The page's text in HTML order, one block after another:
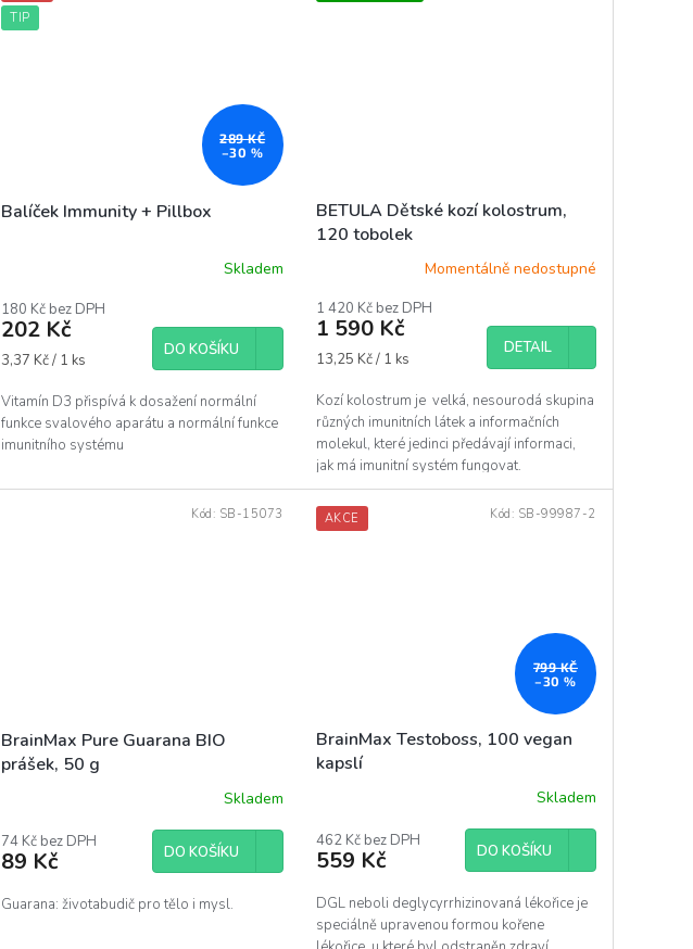
TIP
289 KČ
–30 %
Balíček Immunity + Pillbox
produktu
je
5,0
5
hvězdiček.
Skladem
180 Kč bez DPH
202 Kč
Měrná
3,37 Kč / 1 ks
DO KOŠÍKU
Vitamín D3 přispívá k dosažení normální
funkce svalového aparátu a normální funkce
imunitního systému
BETULA Dětské kozí kolostrum,
120 tobolek
Momentálně nedostupné
1 420 Kč bez DPH
1 590 Kč
Měrná
13,25 Kč / 1 ks
DETAIL
Kozí kolostrum je velká, nesourodá skupina
různých imunitních látek a informačních
molekul, které jedinci předávají informaci,
jak má imunitní systém fungovat.
BrainMax Pure Guarana BIO
prášek, 50 g
Skladem
74 Kč bez DPH
89 Kč DO KOŠÍKU
Guarana: životabudič pro tělo i mysl.
Kód: SB-15073 AKCE
799 KČ
–30 %
BrainMax Testoboss, 100 vegan
kapslí
Skladem
462 Kč bez DPH
559 Kč DO KOŠÍKU
DGL neboli deglycyrrhizinovaná lékořice je
speciálně upravenou formou kořene
Kód: SB-99987-2